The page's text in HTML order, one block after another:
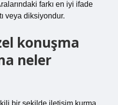
farkı en iyi ifade
veya diksiyondur.
konuşma
neler
bir şekilde iletişim kurma